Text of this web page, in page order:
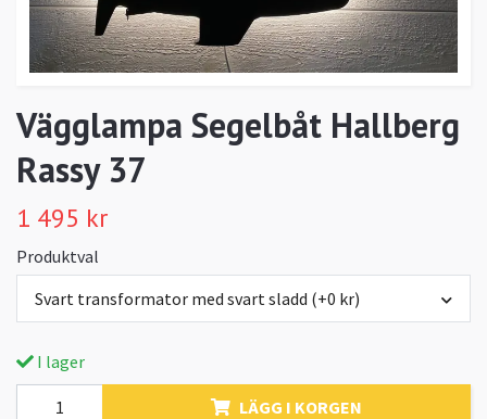
Vägglampa Segelbåt Hallberg
Rassy 37
1 495 kr
Produktval
Svart transformator med svart sladd (+0 kr)
I lager
LÄGG I KORGEN